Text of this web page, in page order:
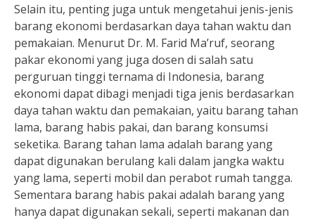
Selain itu, penting juga untuk mengetahui jenis-jenis
barang ekonomi berdasarkan daya tahan waktu dan
pemakaian. Menurut Dr. M. Farid Ma’ruf, seorang
pakar ekonomi yang juga dosen di salah satu
perguruan tinggi ternama di Indonesia, barang
ekonomi dapat dibagi menjadi tiga jenis berdasarkan
daya tahan waktu dan pemakaian, yaitu barang tahan
lama, barang habis pakai, dan barang konsumsi
seketika. Barang tahan lama adalah barang yang
dapat digunakan berulang kali dalam jangka waktu
yang lama, seperti mobil dan perabot rumah tangga.
Sementara barang habis pakai adalah barang yang
hanya dapat digunakan sekali, seperti makanan dan